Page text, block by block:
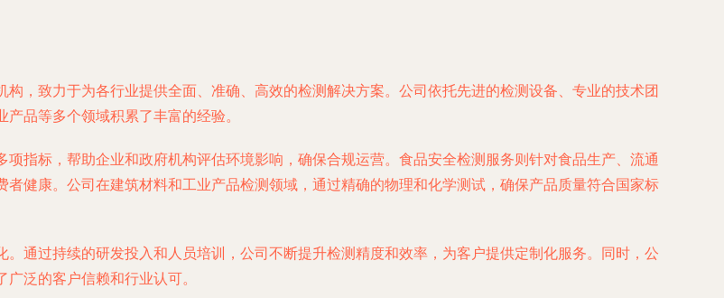
，致力于为各行业提供全面、准确、高效的检测解决方案。公司依托先进的检测设备、专业的技术团
品等多个领域积累了丰富的经验。
指标，帮助企业和政府机构评估环境影响，确保合规运营。食品安全检测服务则针对食品生产、流通
健康。公司在建筑材料和工业产品检测领域，通过精确的物理和化学测试，确保产品质量符合国家标
通过持续的研发投入和人员培训，公司不断提升检测精度和效率，为客户提供定制化服务。同时，公
泛的客户信赖和行业认可。